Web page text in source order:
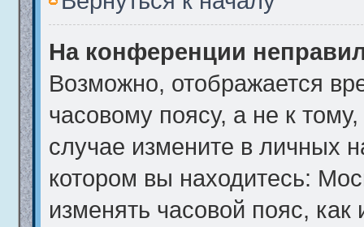
На конференции
Возможно, отображается
часовому поясу, а не к
случае измените в личных
котором вы находитесь:
изменять часовой пояс,